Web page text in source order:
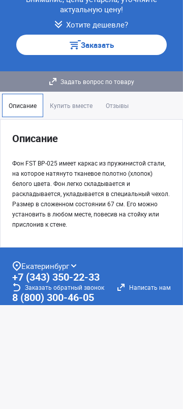
актуальную цену!
Хотите дешевле?
Заказать
Задать вопрос по товару
Описание Купить вместе Отзывы
Описание
Фон FST BP-025 имеет каркас из пружинистой стали,
на которое натянуто тканевое полотно (хлопок)
белого цвета. Фон легко складывается и
раскладывается, укладывается в специальный чехол.
Размер в сложенном состоянии 67 см. Его можно
установить в любом месте, повесив на стойку или
прислонив к стене.
Екатеринбург
+7 (343) 350-22-33
Заказать обратный звонок Написать нам
8 (800) 300-46-05
Бесплатный звонок по РФ